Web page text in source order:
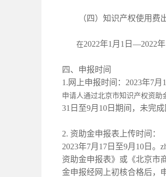
（四）知识产权使用费
在2022年1月1日—2022
四、申报时间
1.网上申报时间：2023年7月
申请人通过北京市知识产权资助
31日至9月10日期间，未完
2. 资助金申报表上传时间：
2023年7月17日至9月10日
资助金申报表》或《北京市
金申报经网上初核合格后，